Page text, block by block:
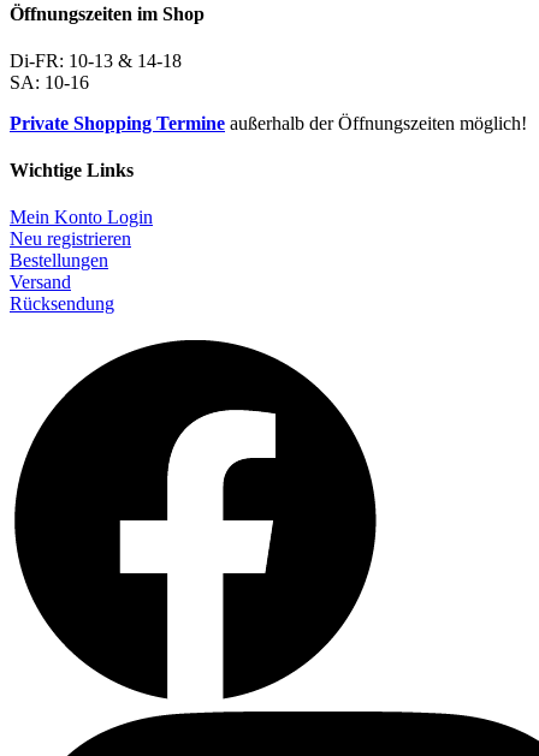
Öffnungszeiten im Shop
Di-FR: 10-13 & 14-18
SA: 10-16
Private Shopping Termine außerhalb der Öffnungszeiten möglich!
Wichtige Links
Mein Konto Login
Neu registrieren
Bestellungen
Versand
Rücksendung